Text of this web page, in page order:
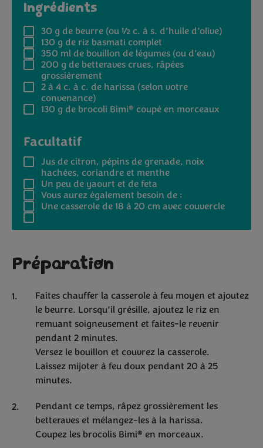
Ingrédients
30 g de beurre (ou ½ c. à s. d’huile d’olive)
130 g de riz basmati complet
350 mlde bouillon de légumes (ou d’eau)
200 g de betteraves crues, râpées
grossièrement
2à 4 c. à c. de harissa (selon votre
convenance)
130 g de brocoli Bimi® coupé en morceaux
Facultatif
Jus de citron, pépins de grenade, noix
hachées, coriandre et menthe
Un peu de yaourt et de feta
Vous aurez également besoin de :
Une casserole de 18 à 20 cm avec couvercle
Préparation
Faites chauffer la casserole à feu moyen et ajoutez
le beurre. Lorsqu’il grésille, ajoutez le riz en
remuant soigneusement et faites-le revenir
pendant 2 minutes.
Versez le bouillon et couvrez la casserole.
Laissez mijoter à feu doux pendant 20 à 25
minutes.
Pendant ce temps, râpez grossièrement les
betteraves et mélangez-les à la harissa.
Coupez les brocolis Bimi® en morceaux.